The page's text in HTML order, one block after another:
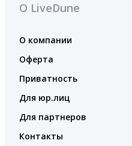
О LiveDune
О компании
Оферта
Приватность
Для юр.лиц
Для партнеров
Контакты